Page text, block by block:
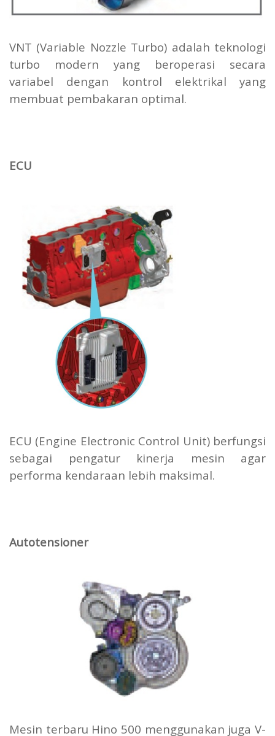
VNT (Variable Nozzle Turbo) adalah teknologi
turbo modern yang beroperasi secara
variabel dengan kontrol elektrikal yang
membuat pembakaran optimal.
ECU
ECU (Engine Electronic Control Unit) berfungsi
sebagai pengatur kinerja mesin agar
performa kendaraan lebih maksimal.
Autotensioner
Mesin terbaru Hino 500 menggunakan juga V-